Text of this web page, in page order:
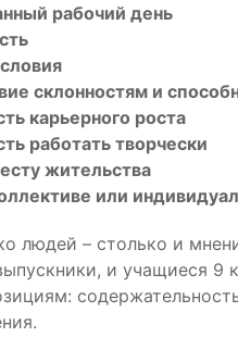
рабочий день
склонностям и
карьерного роста
работать творчески
жительства
или
людей – столько и
и учащиеся 9